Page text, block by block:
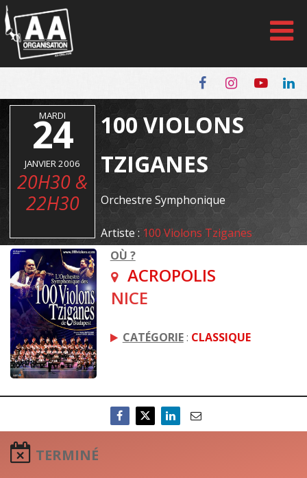
Panneau de gestion des cookies
MARDI
24
JANVIER 2006
20H30 &
22H30
100 VIOLONS
TZIGANES
Orchestre Symphonique
Artiste : 100 Violons Tziganes
OÙ ?
ACROPOLIS
NICE
CATÉGORIE: CLASSIQUE
TERMINÉ